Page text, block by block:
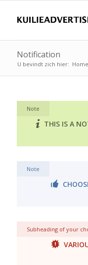
Notification
U bevindt zich hier: Home
Note
THIS IS A
Note
Subheading of your